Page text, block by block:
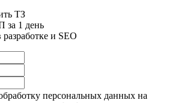
ТЗ
за 1 день
и SEO
персональных данных на